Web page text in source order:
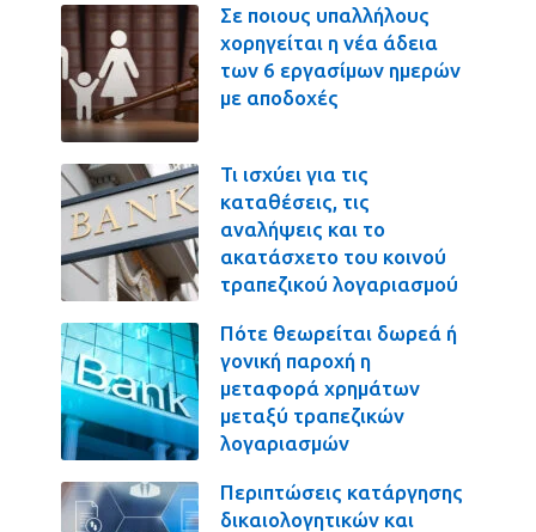
Σε ποιους υπαλλήλους
χορηγείται η νέα άδεια
των 6 εργασίμων ημερών
με αποδοχές
Τι ισχύει για τις
καταθέσεις, τις
αναλήψεις και το
ακατάσχετο του κοινού
τραπεζικού λογαριασμού
Πότε θεωρείται δωρεά ή
γονική παροχή η
μεταφορά χρημάτων
μεταξύ τραπεζικών
λογαριασμών
Περιπτώσεις κατάργησης
δικαιολογητικών και